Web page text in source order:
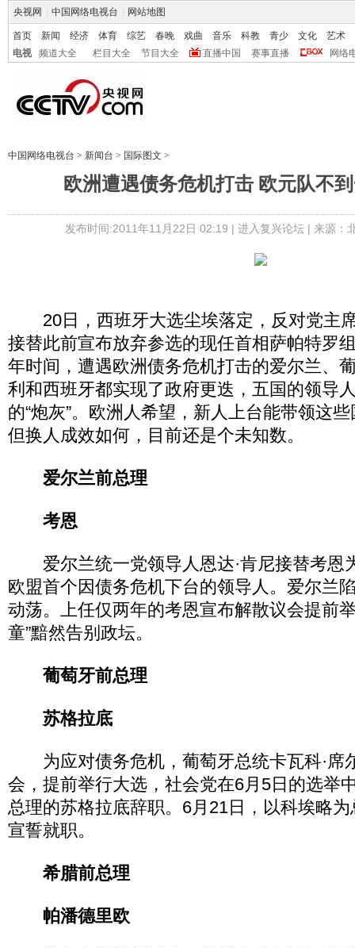
央视网 中国网络电视台 网站地图
首页 新闻 经济 体育 综艺 春晚 戏曲 音乐 科教 青少 文化
艺术
电视
频道大全 栏目大全 节目大全 直播中国 赛事直播 网络
中国网络电视台 > 新闻台 > 国际图文 >
欧洲遭遇债务危机打击 欧元队不
发布时间:2011年11月22日 02:19 | 进入复兴论坛| 来源：
20日，西班牙大选尘埃落定，反对党主席
接替此前宣布放弃参选的现任首相萨帕特罗
年时间，遭遇欧洲债务危机打击的爱尔兰、
利和西班牙都实现了政府更迭，五国的领导
的“炮灰”。欧洲人希望，新人上台能带领这
但换人成效如何，目前还是个未知数。
爱尔兰前总理
考恩
爱尔兰统一党领导人恩达·肯尼接替考恩
欧盟首个因债务危机下台的领导人。爱尔兰
动荡。上任仅两年的考恩宣布解散议会提前
童”黯然告别政坛。
葡萄牙前总理
苏格拉底
为应对债务危机，葡萄牙总统卡瓦科·席
会，提前举行大选，社会党在6月5日的选举
总理的苏格拉底辞职。6月21日，以科埃略
宣誓就职。
希腊前总理
帕潘德里欧